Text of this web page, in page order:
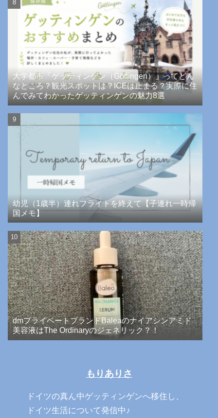
大学都市「ゲッティンゲン（Göttingen）」ってどん
なところ？観光スポットは？ICEは止まる？実際に住
んでみてわかったゲッティンゲンの魅力8選
幼児（1歳半）連れフライトを終えて【子連れ一時帰
国メモ】
dmプライベートブランドBaleaのナイアシンアミド
美容液はThe Ordinaryのジェネリック？！
もりありさ
ドイツの真ん中ゲッティンゲンへ移住し、
ドイツ生活について発信中♪